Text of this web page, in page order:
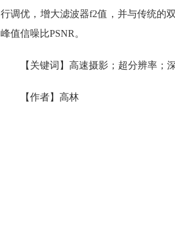
行调优，增大滤波器f2值，并与传统的
峰值信噪比PSNR。
【关键词】高速摄影；超分辨率；
【作者】高林